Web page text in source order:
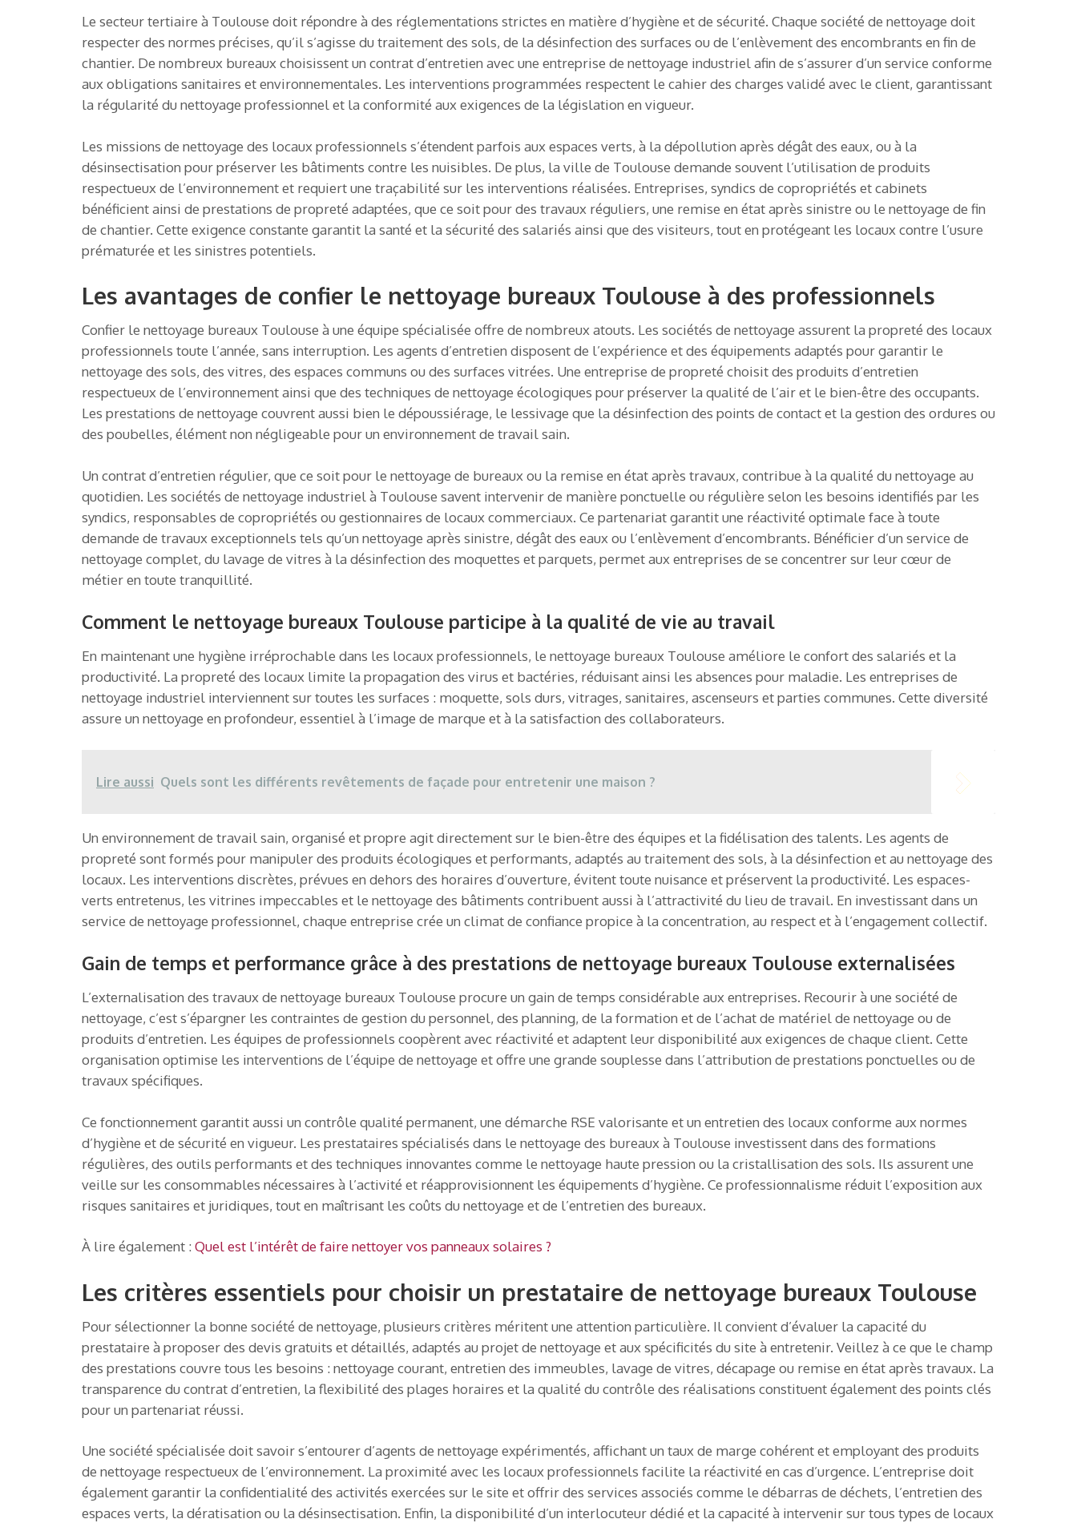
Le secteur tertiaire à Toulouse doit répondre à des réglementations strictes en matière d’hygiène et de sécurité. Chaque société de nettoyage doit
respecter des normes précises, qu’il s’agisse du traitement des sols, de la désinfection des surfaces ou de l’enlèvement des encombrants en fin de
chantier. De nombreux bureaux choisissent un contrat d’entretien avec une entreprise de nettoyage industriel afin de s’assurer d’un service conforme
aux obligations sanitaires et environnementales. Les interventions programmées respectent le cahier des charges validé avec le client, garantissant
la régularité du nettoyage professionnel et la conformité aux exigences de la législation en vigueur.
Les missions de nettoyage des locaux professionnels s’étendent parfois aux espaces verts, à la dépollution après dégât des eaux, ou à la
désinsectisation pour préserver les bâtiments contre les nuisibles. De plus, la ville de Toulouse demande souvent l’utilisation de produits
respectueux de l’environnement et requiert une traçabilité sur les interventions réalisées. Entreprises, syndics de copropriétés et cabinets
bénéficient ainsi de prestations de propreté adaptées, que ce soit pour des travaux réguliers, une remise en état après sinistre ou le nettoyage de fin
de chantier. Cette exigence constante garantit la santé et la sécurité des salariés ainsi que des visiteurs, tout en protégeant les locaux contre l’usure
prématurée et les sinistres potentiels.
Les avantages de confier le nettoyage bureaux Toulouse à des professionnels
Confier le nettoyage bureaux Toulouse à une équipe spécialisée offre de nombreux atouts. Les sociétés de nettoyage assurent la propreté des locaux
professionnels toute l’année, sans interruption. Les agents d’entretien disposent de l’expérience et des équipements adaptés pour garantir le
nettoyage des sols, des vitres, des espaces communs ou des surfaces vitrées. Une entreprise de propreté choisit des produits d’entretien
respectueux de l’environnement ainsi que des techniques de nettoyage écologiques pour préserver la qualité de l’air et le bien-être des occupants.
Les prestations de nettoyage couvrent aussi bien le dépoussiérage, le lessivage que la désinfection des points de contact et la gestion des ordures ou
des poubelles, élément non négligeable pour un environnement de travail sain.
Un contrat d’entretien régulier, que ce soit pour le nettoyage de bureaux ou la remise en état après travaux, contribue à la qualité du nettoyage au
quotidien. Les sociétés de nettoyage industriel à Toulouse savent intervenir de manière ponctuelle ou régulière selon les besoins identifiés par les
syndics, responsables de copropriétés ou gestionnaires de locaux commerciaux. Ce partenariat garantit une réactivité optimale face à toute
demande de travaux exceptionnels tels qu’un nettoyage après sinistre, dégât des eaux ou l’enlèvement d’encombrants. Bénéficier d’un service de
nettoyage complet, du lavage de vitres à la désinfection des moquettes et parquets, permet aux entreprises de se concentrer sur leur cœur de
métier en toute tranquillité.
Comment le nettoyage bureaux Toulouse participe à la qualité de vie au travail
En maintenant une hygiène irréprochable dans les locaux professionnels, le nettoyage bureaux Toulouse améliore le confort des salariés et la
productivité. La propreté des locaux limite la propagation des virus et bactéries, réduisant ainsi les absences pour maladie. Les entreprises de
nettoyage industriel interviennent sur toutes les surfaces : moquette, sols durs, vitrages, sanitaires, ascenseurs et parties communes. Cette diversité
assure un nettoyage en profondeur, essentiel à l’image de marque et à la satisfaction des collaborateurs.
Lire aussi Quels sont les différents revêtements de façade pour entretenir une maison ?
Un environnement de travail sain, organisé et propre agit directement sur le bien-être des équipes et la fidélisation des talents. Les agents de
propreté sont formés pour manipuler des produits écologiques et performants, adaptés au traitement des sols, à la désinfection et au nettoyage des
locaux. Les interventions discrètes, prévues en dehors des horaires d’ouverture, évitent toute nuisance et préservent la productivité. Les espaces-
verts entretenus, les vitrines impeccables et le nettoyage des bâtiments contribuent aussi à l’attractivité du lieu de travail. En investissant dans un
service de nettoyage professionnel, chaque entreprise crée un climat de confiance propice à la concentration, au respect et à l’engagement collectif.
Gain de temps et performance grâce à des prestations de nettoyage bureaux Toulouse externalisées
L’externalisation des travaux de nettoyage bureaux Toulouse procure un gain de temps considérable aux entreprises. Recourir à une société de
nettoyage, c’est s’épargner les contraintes de gestion du personnel, des planning, de la formation et de l’achat de matériel de nettoyage ou de
produits d’entretien. Les équipes de professionnels coopèrent avec réactivité et adaptent leur disponibilité aux exigences de chaque client. Cette
organisation optimise les interventions de l’équipe de nettoyage et offre une grande souplesse dans l’attribution de prestations ponctuelles ou de
travaux spécifiques.
Ce fonctionnement garantit aussi un contrôle qualité permanent, une démarche RSE valorisante et un entretien des locaux conforme aux normes
d’hygiène et de sécurité en vigueur. Les prestataires spécialisés dans le nettoyage des bureaux à Toulouse investissent dans des formations
régulières, des outils performants et des techniques innovantes comme le nettoyage haute pression ou la cristallisation des sols. Ils assurent une
veille sur les consommables nécessaires à l’activité et réapprovisionnent les équipements d’hygiène. Ce professionnalisme réduit l’exposition aux
risques sanitaires et juridiques, tout en maîtrisant les coûts du nettoyage et de l’entretien des bureaux.
À lire également : Quel est l’intérêt de faire nettoyer vos panneaux solaires ?
Les critères essentiels pour choisir un prestataire de nettoyage bureaux Toulouse
Pour sélectionner la bonne société de nettoyage, plusieurs critères méritent une attention particulière. Il convient d’évaluer la capacité du
prestataire à proposer des devis gratuits et détaillés, adaptés au projet de nettoyage et aux spécificités du site à entretenir. Veillez à ce que le champ
des prestations couvre tous les besoins : nettoyage courant, entretien des immeubles, lavage de vitres, décapage ou remise en état après travaux. La
transparence du contrat d’entretien, la flexibilité des plages horaires et la qualité du contrôle des réalisations constituent également des points clés
pour un partenariat réussi.
Une société spécialisée doit savoir s’entourer d’agents de nettoyage expérimentés, affichant un taux de marge cohérent et employant des produits
de nettoyage respectueux de l’environnement. La proximité avec les locaux professionnels facilite la réactivité en cas d’urgence. L’entreprise doit
également garantir la confidentialité des activités exercées sur le site et offrir des services associés comme le débarras de déchets, l’entretien des
espaces verts, la dératisation ou la désinsectisation. Enfin, la disponibilité d’un interlocuteur dédié et la capacité à intervenir sur tous types de locaux